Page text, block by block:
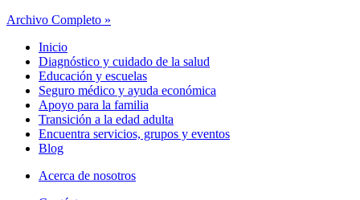
Archivo Completo »
Inicio
Diagnóstico y cuidado de la salud
Educación y escuelas
Seguro médico y ayuda económica
Apoyo para la familia
Transición a la edad adulta
Encuentra servicios, grupos y eventos
Blog
Acerca de nosotros